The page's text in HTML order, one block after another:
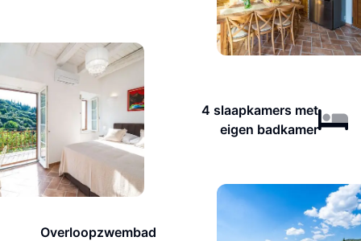
4 slaapkamers met
eigen badkamer
Overloopzwembad